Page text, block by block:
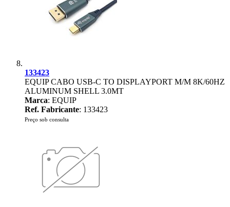
133423
EQUIP CABO USB-C TO DISPLAYPORT M/M 8K/60HZ
ALUMINUM SHELL 3.0MT
Marca: EQUIP
Ref. Fabricante: 133423
Preço sob consulta